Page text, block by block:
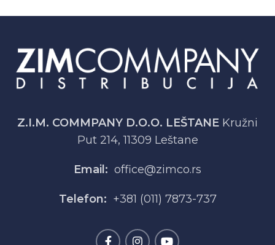
Z.I.M. COMMPANY D.O.O. LEŠTANE Kružni
Put 214, 11309 Leštane
Email: office@zimco.rs
Telefon: +381 (011) 7873-737